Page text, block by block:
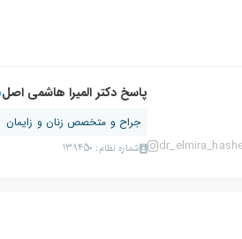
پاسخ دکتر المیرا هاشمی اصل
جراح و متخصص زنان و زایمان
شماره نظام: 139450